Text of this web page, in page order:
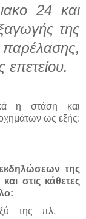
24 και
της
παρέλασης,
επετείου.
η στάση και
ως εξής:
της
στις κάθετες
της πλ.